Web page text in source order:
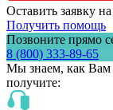
Оставить заявку
Получить помощь
Позвоните прямо
8 (800) 333-89-65
Мы знаем, как Вам
получите: